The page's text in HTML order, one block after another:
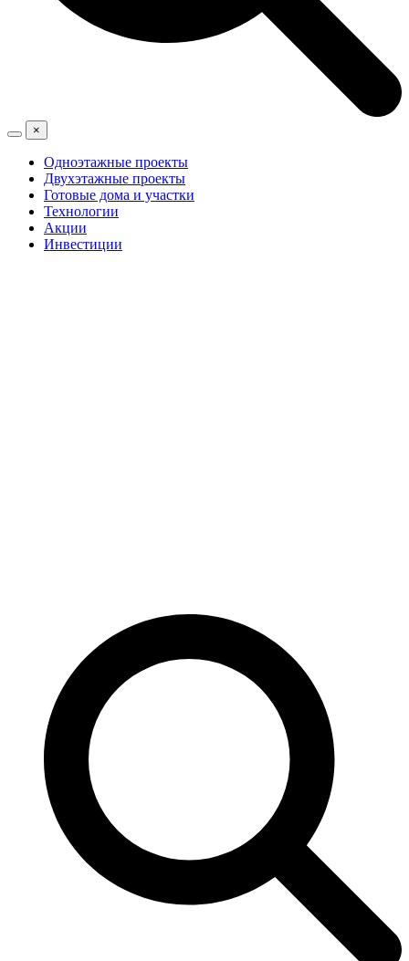
×
Одноэтажные проекты
Двухэтажные проекты
Готовые дома и участки
Технологии
Акции
Инвестиции